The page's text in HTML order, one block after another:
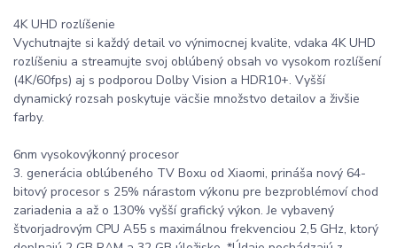
4K UHD rozlíšenie
Vychutnajte si každý detail vo výnimocnej kvalite, vdaka 4K UHD
rozlíšeniu a streamujte svoj oblúbený obsah vo vysokom rozlíšení
(4K/60fps) aj s podporou Dolby Vision a HDR10+. Vyšší
dynamický rozsah poskytuje väcšie množstvo detailov a živšie
farby.
6nm vysokovýkonný procesor
3. generácia oblúbeného TV Boxu od Xiaomi, prináša nový 64-
bitový procesor s 25% nárastom výkonu pre bezproblémoví chod
zariadenia a až o 130% vyšší grafický výkon. Je vybavený
štvorjadrovým CPU A55 s maximálnou frekvenciou 2,5 GHz, ktorý